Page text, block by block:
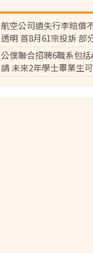
航空公司遺失行李賠償
透明 首8月61宗投訴 部
元
公僕聯合招聘6職系包括
請 未來2年學士畢業生